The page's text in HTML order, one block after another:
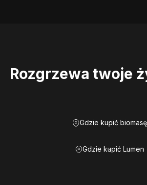
Rozgrzewa twoje
Gdzie kupić biomasę
Gdzie kupić Lumen